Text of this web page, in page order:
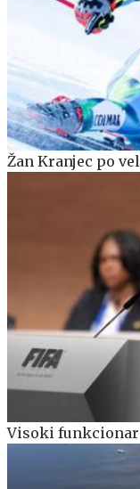
Žan Kranjec po
Visoki funkcionar